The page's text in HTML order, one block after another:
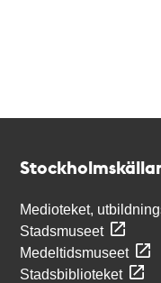
Medioteket,
Stadsmuseet
Medeltidsmuseet
Stadsbiblioteket